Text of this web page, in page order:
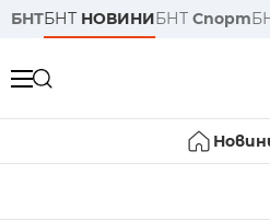
БНТБНТ НОВИНИБНТ Спорт